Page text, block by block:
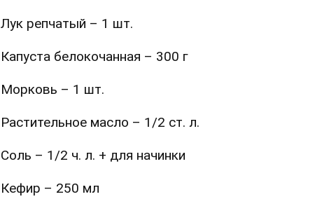
Лук репчатый – 1 шт.
Капуста белокочанная – 300 г
Морковь – 1 шт.
Растительное масло – 1/2 ст. л.
Соль – 1/2 ч. л. + для начинки
Кефир – 250 мл